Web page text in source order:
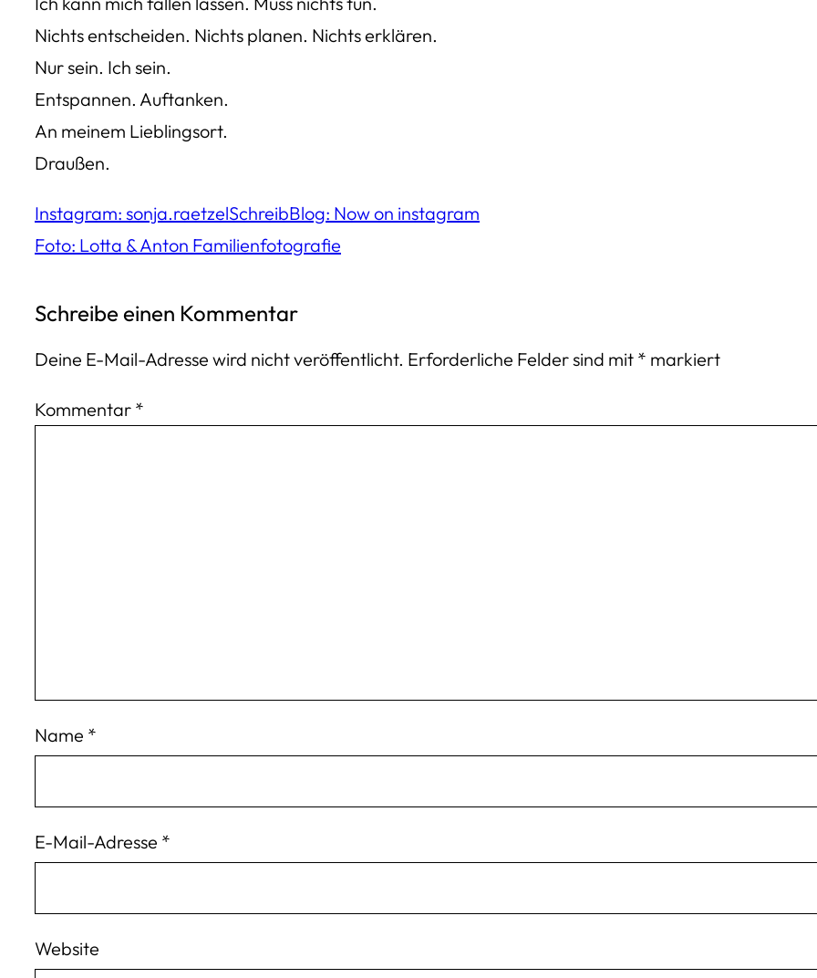
Nichts entscheiden. Nichts planen. Nichts erklären.
Nur sein. Ich sein.
Entspannen. Auftanken.
An meinem Lieblingsort.
Draußen.
Instagram: sonja.raetzelSchreibBlog: Now on instagram
Foto: Lotta & Anton Familienfotografie
Schreibe einen Kommentar
Deine E-Mail-Adresse wird nicht veröffentlicht. Erforderliche Felder sind mit * markiert
Kommentar *
Name *
E-Mail-Adresse *
Website